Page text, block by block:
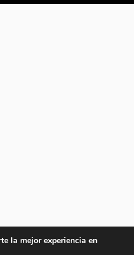
la mejor experiencia en